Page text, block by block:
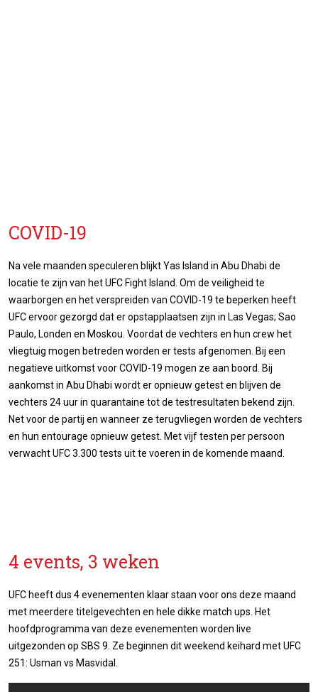
COVID-19
Na vele maanden speculeren blijkt Yas Island in Abu Dhabi de
locatie te zijn van het UFC Fight Island. Om de veiligheid te
waarborgen en het verspreiden van COVID-19 te beperken heeft
UFC ervoor gezorgd dat er opstapplaatsen zijn in Las Vegas; Sao
Paulo, Londen en Moskou. Voordat de vechters en hun crew het
vliegtuig mogen betreden worden er tests afgenomen. Bij een
negatieve uitkomst voor COVID-19 mogen ze aan boord. Bij
aankomst in Abu Dhabi wordt er opnieuw getest en blijven de
vechters 24 uur in quarantaine tot de testresultaten bekend zijn.
Net voor de partij en wanneer ze terugvliegen worden de vechters
en hun entourage opnieuw getest. Met vijf testen per persoon
verwacht UFC 3.300 tests uit te voeren in de komende maand.
4 events, 3 weken
UFC heeft dus 4 evenementen klaar staan voor ons deze maand
met meerdere titelgevechten en hele dikke match ups. Het
hoofdprogramma van deze evenementen worden live
uitgezonden op SBS 9. Ze beginnen dit weekend keihard met UFC
251: Usman vs Masvidal.